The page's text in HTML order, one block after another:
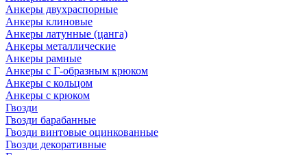
Анкеры двухраспорные
Анкеры клиновые
Анкеры латунные (цанга)
Анкеры металлические
Анкеры рамные
Анкеры с Г-образным крюком
Анкеры с кольцом
Анкеры с крюком
Гвозди
Гвозди барабанные
Гвозди винтовые оцинкованные
Гвозди декоративные